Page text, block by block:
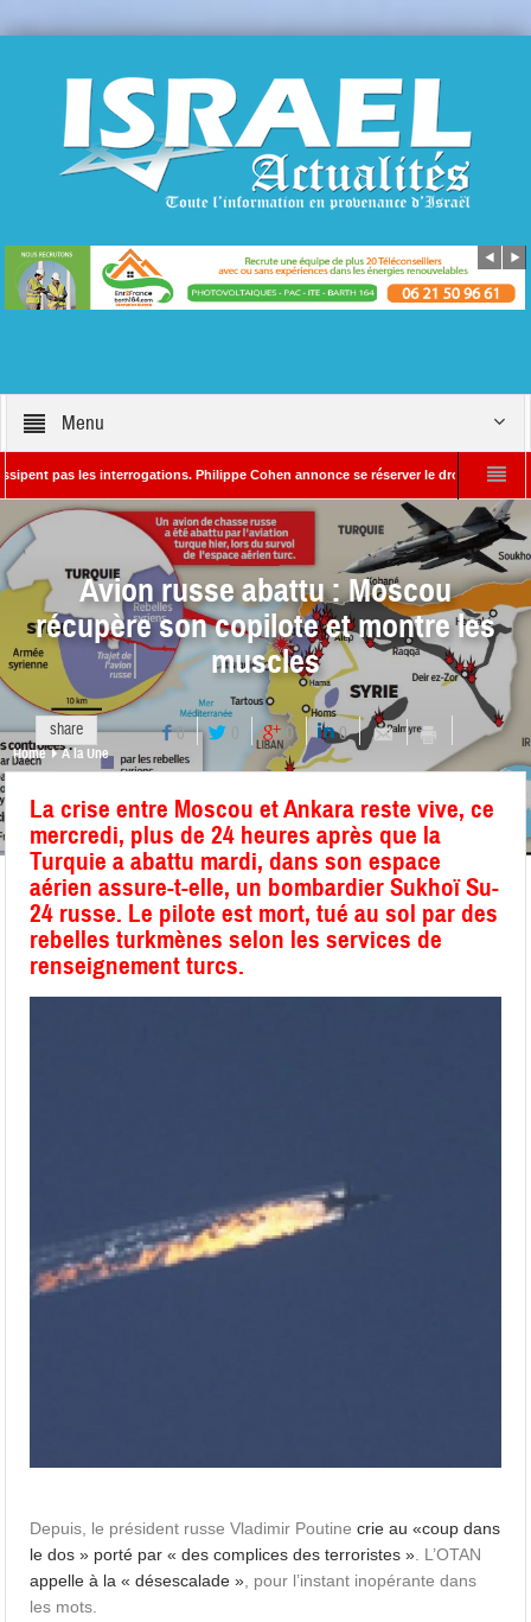
Menu
les interrogations. Philippe Cohen annonce se réserver le droit de poursuivre
d’Israël Actualités L’Iran menace de frapper Tel-Aviv si Donald Trump
Avion russe abattu : Moscou
récupère son copilote et montre les
muscles
share 0 0 0 0
Home A la Une
Lacrise entre Moscou et Ankara reste vive, ce
mercredi, plus de 24 heures après que la
Turquie a abattu mardi, dans son espace
aérien assure-t-elle, un bombardier Sukhoï Su-
24 russe. Le pilote est mort, tué au sol par des
rebelles turkmènes selon les services de
renseignement turcs.
Depuis, le président russe Vladimir Poutinecrie au «coup dans
le dos » porté par « des complices des terroristes » . L’OTAN
appelle à la « désescalade » , pour l’instant inopérante dans
les mots.